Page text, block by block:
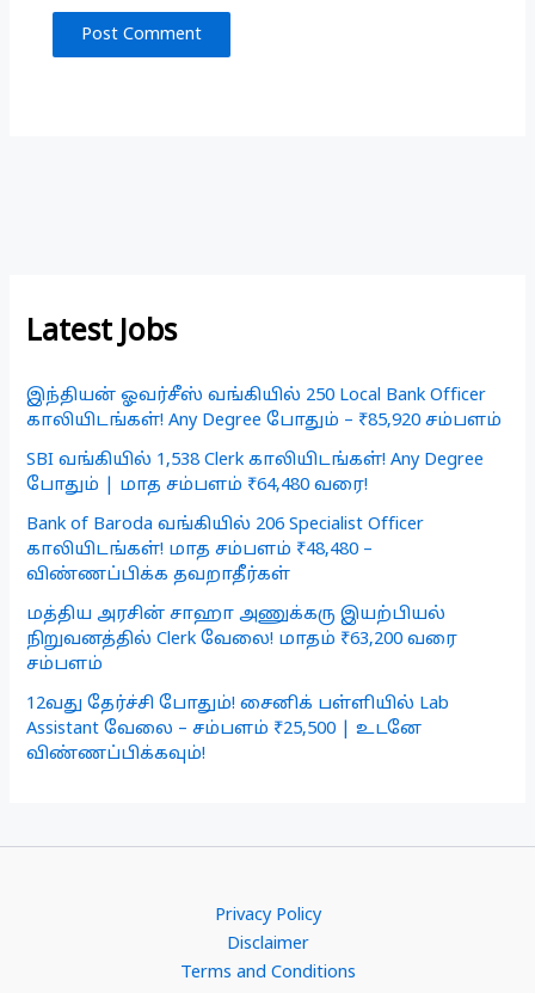
Latest Jobs
இந்தியன் ஓவர்சீஸ் வங்கியில் 250 Local Bank Officer
காலியிடங்கள்! Any Degree போதும் – ₹85,920 சம்பளம்
SBI வங்கியில் 1,538 Clerk காலியிடங்கள்! Any Degree
போதும் | மாத சம்பளம் ₹64,480 வரை!
Bank of Baroda வங்கியில் 206 Specialist Officer
காலியிடங்கள்! மாத சம்பளம் ₹48,480 –
விண்ணப்பிக்க தவறாதீர்கள்
மத்திய அரசின் சாஹா அணுக்கரு இயற்பியல்
நிறுவனத்தில் Clerk வேலை! மாதம் ₹63,200 வரை
சம்பளம்
12வது தேர்ச்சி போதும்! சைனிக் பள்ளியில் Lab
Assistant வேலை – சம்பளம் ₹25,500 | உடனே
விண்ணப்பிக்கவும்!
Privacy Policy
Disclaimer
Terms and Conditions